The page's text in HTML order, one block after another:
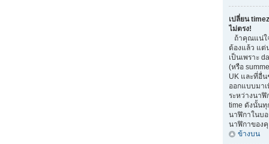
เปลี่ยน
ไม่ตรง!
ถ้าคุณแน่ใ
ต้องแล้ว แต่
เป็นเพราะ
(หรือ
UK และที่อื่น
ออกแบบมาเ
ระหว่างนา
time ดังนั้นทุ
นาฬิกาในบ
นาฬิกาของ
ข้างบน